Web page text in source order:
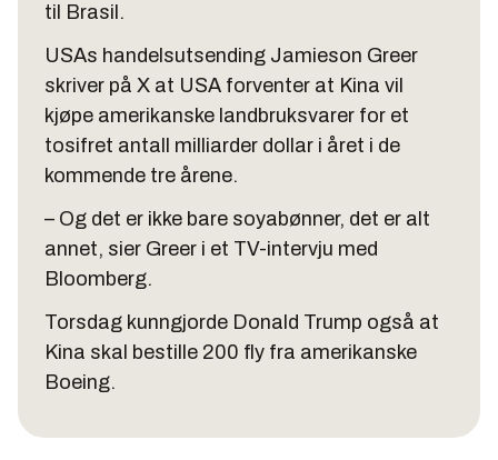
til Brasil.
USAs handelsutsending Jamieson Greer
skriver på X at USA forventer at Kina vil
kjøpe amerikanske landbruksvarer for et
tosifret antall milliarder dollar i året i de
kommende tre årene.
– Og det er ikke bare soyabønner, det er alt
annet, sier Greer i et TV-intervju med
Bloomberg.
Torsdag kunngjorde Donald Trump også at
Kina skal bestille 200 fly fra amerikanske
Boeing.